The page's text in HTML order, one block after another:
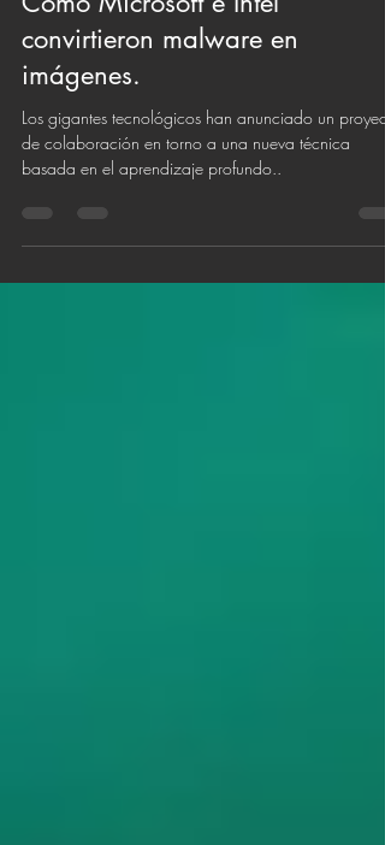
14 may 2020 1 min de lectura
Como Microsoft e Intel
convirtieron malware en
imágenes.
Los gigantes tecnológicos han anunciado un
basada en el aprendizaje profundo..